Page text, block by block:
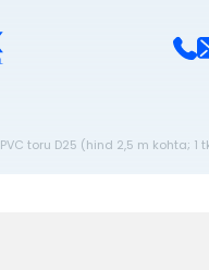
PVC toru D25 (hind 2,5 m kohta; 1